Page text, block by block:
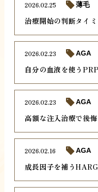
治療開始の判断タイ
2026.02.25 薄毛
自分の血液を使う
2026.02.23 AGA
高額な注入治療で後
2026.02.23 AGA
成長因子を補う
2026.02.16 AGA